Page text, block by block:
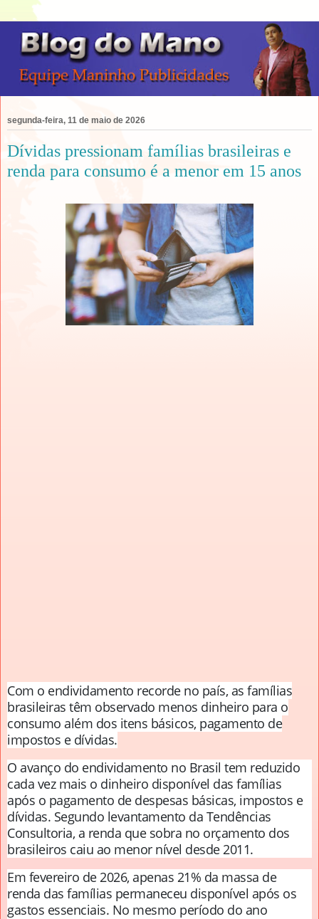
segunda-feira, 11 de maio de 2026
Dívidas pressionam famílias brasileiras e
renda para consumo é a menor em 15 anos
Com o endividamento recorde no país, as famílias
brasileiras têm observado menos dinheiro para o
consumo além dos itens básicos, pagamento de
impostos e dívidas.
O avanço do endividamento no Brasil tem reduzido
cada vez mais o dinheiro disponível das famílias
após o pagamento de despesas básicas, impostos e
dívidas. Segundo levantamento da Tendências
Consultoria, a renda que sobra no orçamento dos
brasileiros caiu ao menor nível desde 2011.
Em fevereiro de 2026, apenas 21% da massa de
renda das famílias permaneceu disponível após os
gastos essenciais. No mesmo período do ano